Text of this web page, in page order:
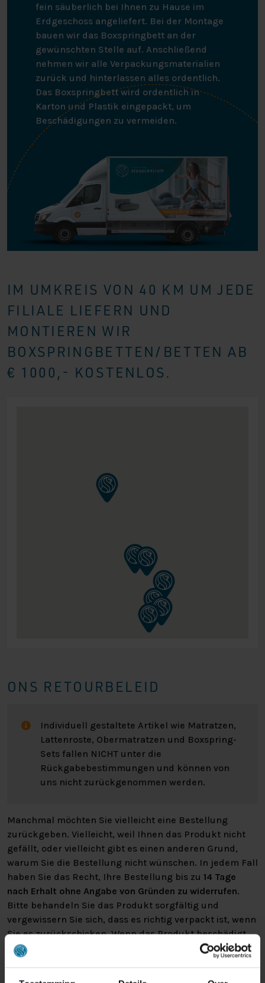
fein säuberlich bei Ihnen zu Hause im
Erdgeschoss angeliefert. Bei der Montage
bauen wir das Boxspringbett an der
gewünschten Stelle auf. Anschließend
nehmen wir alle Verpackungsmaterialien
zurück und hinterlassen alles ordentlich.
Das Boxspringbett wird ordentlich in
Karton und Plastik eingepackt, um
Beschädigungen zu vermeiden.
IM UMKREIS VON 40 KM UM JEDE
FILIALE LIEFERN UND
MONTIEREN WIR
BOXSPRINGBETTEN/BETTEN AB
€ 1000,- KOSTENLOS.
ONS RETOURBELEID
Individuell gestaltete Artikel wie Matratzen,
Lattenroste, Obermatratzen und Boxspring-
Sets fallen NICHT unter die
Rückgabebestimmungen und können von
uns nicht zurückgenommen werden.
Manchmal möchten Sie vielleicht eine Bestellung
zurückgeben. Vielleicht, weil Ihnen das Produkt nicht
gefällt, oder vielleicht gibt es einen anderen Grund,
warum Sie die Bestellung nicht wünschen. In jedem Fall
haben Sie das Recht, Ihre Bestellung bis zu 14 Tage
nach Erhalt ohne Angabe von Gründen zu widerrufen.
Bitte behandeln Sie das Produkt sorgfältig und
vergewissern Sie sich, dass es richtig verpackt ist, wenn
Sie es zurückschicken. Wenn das Produkt beschädigt
ist oder die Verpackung mehr als nötig beschädigt ist,
können wir Ihnen diese Wertminderung des Produkts